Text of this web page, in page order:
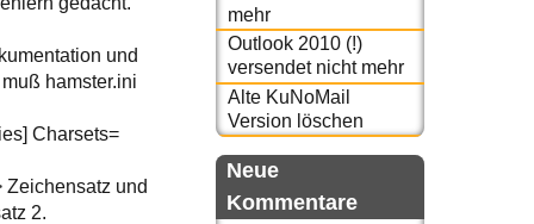
und
hamster.ini
Charsets=
und
2.
mehr
Outlook 2010 (!)
versendet nicht mehr
Alte KuNoMail
Version löschen
Neue
Kommentare